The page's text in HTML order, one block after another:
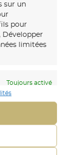
sur un
pour
Développer
limitées
Toujours activé
vos
mesure,